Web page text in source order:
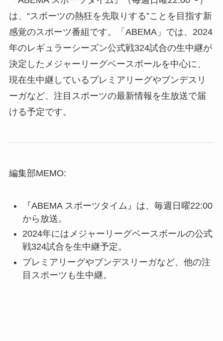
は、“スポーツの熱狂を先取りする”ことを目指す新
感覚のスポーツ番組です。「ABEMA」では、2024
年のレギュラーシーズン公式戦324試合の生中継が
決定したメジャーリーグベースボールを中心に、
現在生中継しているプレミアリーグやブンデスリ
ーガなど、注目スポーツの最新情報を生放送で届
ける予定です。
編集部MEMO:
『ABEMA スポーツタイム』は、毎週日曜22:00
から放送。
2024年にはメジャーリーグベースボールの公式
戦324試合を生中継予定。
プレミアリーグやブンデスリーガなど、他の注
目スポーツも生中継。